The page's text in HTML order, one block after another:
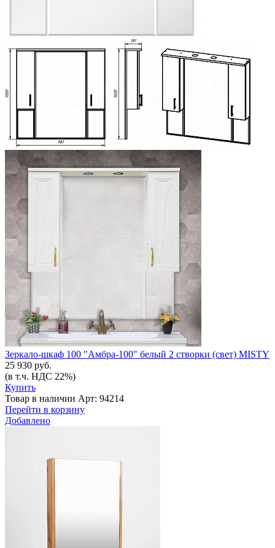
Зеркало-шкаф 100 "Амбра-100" белый 2 створки (свет) MISTY
25 930 руб.
(в т.ч. НДС 22%)
Купить
Товар в наличии Арт: 94214
Перейти в корзину
Добавлено